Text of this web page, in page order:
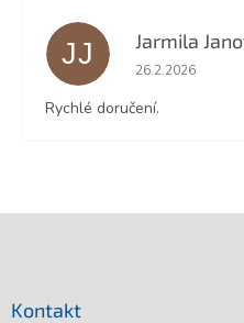
JJ Jarmila
Hodnocení
26.2.2026
Rychlé doručení.
Kontakt